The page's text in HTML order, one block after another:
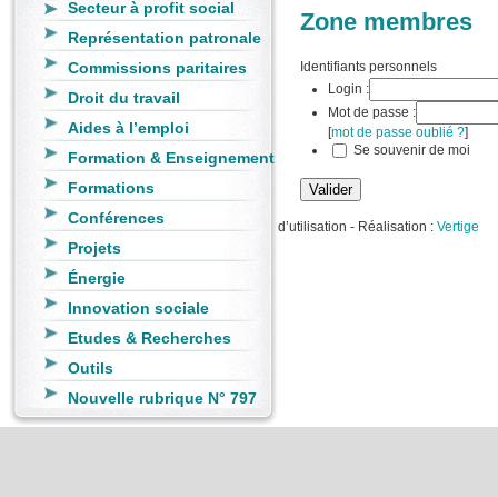
Secteur à profit social
Représentation patronale
Commissions paritaires
Droit du travail
Aides à l’emploi
Formation & Enseignement
Formations
Conférences
Projets
Énergie
Innovation sociale
Etudes & Recherches
Outils
Nouvelle rubrique N° 797
Zone membres
Identifiants personnels
Login :
Mot de passe :
[mot de passe oublié ?]
Se souvenir de moi
d’utilisation - Réalisation : Vertige